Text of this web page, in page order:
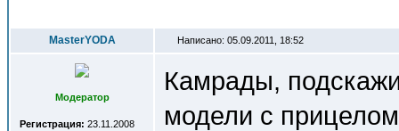
MasterYODA Написано: 05.09.2011, 18:52
Модератор
Регистрация: 23.11.2008
Камрады,
модели с